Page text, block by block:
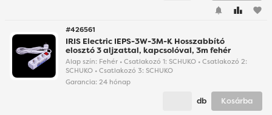
favorite
#426561
IRIS Electric IEPS-3W-3M-K Hosszabbító
elosztó 3 aljzattal, kapcsolóval, 3m fehér
Alap szín: Fehér • Csatlakozó 1: SCHUKO • Csatlakozó 2:
SCHUKO • Csatlakozó 3: SCHUKO
Garancia: 24 hónap
db Kosárba